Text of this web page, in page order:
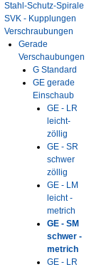
Stahl-Schutz-Spirale
SVK - Kupplungen
Verschraubungen
Gerade
Verschaubungen
G Standard
GE gerade
Einschaub
GE - LR
leicht-
zöllig
GE - SR
schwer
zöllig
GE - LM
leicht -
metrich
GE - SM
schwer -
metrich
GE - LR